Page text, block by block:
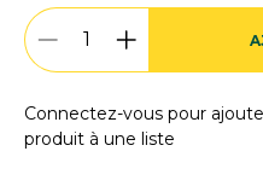
Connectez-vous pour
produit à une liste